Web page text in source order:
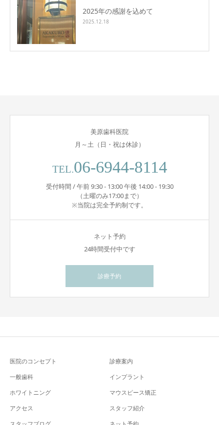
2025年の感謝を込めて
2025.12.18
美原歯科医院
月～土（日・祝は休診）
TEL.06-6944-8114
受付時間 / 午前 9:30 - 13:00 午後 14:00 - 19:30
（土曜のみ17:00まで）
※当院は完全予約制です。
ネット予約
24時間受付中です
診療予約
医院のコンセプト
診療案内
一般歯科
インプラント
ホワイトニング
マウスピース矯正
アクセス
スタッフ紹介